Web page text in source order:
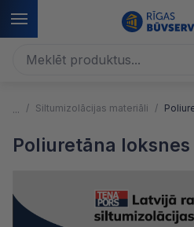
Siltumizolācijas materiāli
Poliuretāna loksnes